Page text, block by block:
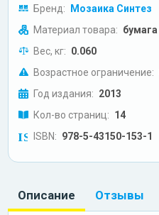
Бренд: Мозаика Синтез
Материал товара: бумага
Вес, кг: 0.060
Возрастное ограничение:
Год издания: 2013
Кол-во страниц: 14
ISBN: 978-5-43150-153-1
Описание Отзывы